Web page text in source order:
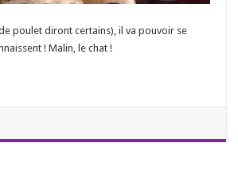
poulet diront certains), il va pouvoir se
! Malin, le chat !